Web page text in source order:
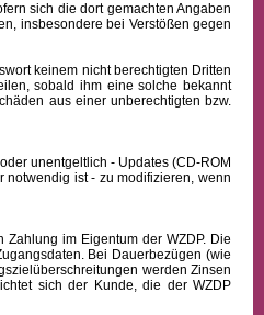
sich die dort gemachten Angaben
insbesondere bei Verstößen gegen
keinem nicht berechtigten Dritten
sobald ihm eine solche bekannt
aus einer unberechtigten bzw.
unentgeltlich - Updates (CD-ROM
ist - zu modifizieren, wenn
im Eigentum der WZDP. Die
Bei Dauerbezügen (wie
werden Zinsen
sich der Kunde, die der WZDP